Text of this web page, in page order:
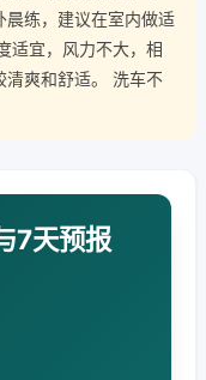
晨练，建议在室内做适
适宜，风力不大，相
清爽和舒适。 洗车不
7天预报